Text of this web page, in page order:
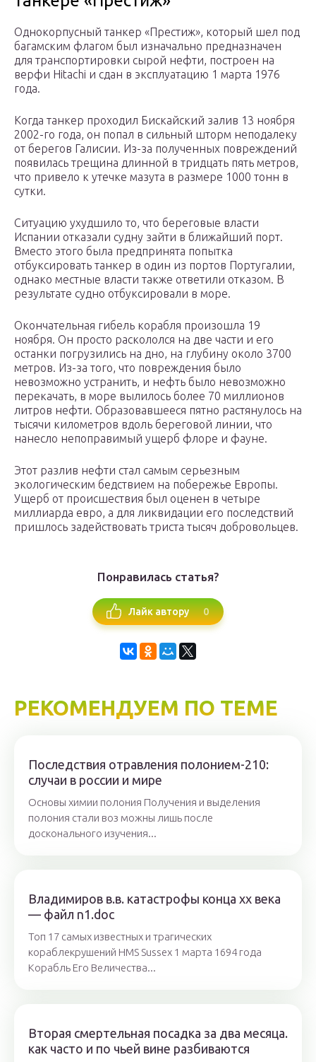
Однокорпусный танкер «Престиж», который шел под
багамским флагом был изначально предназначен
для транспортировки сырой нефти, построен на
верфи Hitachi и сдан в эксплуатацию 1 марта 1976
года.
Когда танкер проходил Бискайский залив 13 ноября
2002-го года, он попал в сильный шторм неподалеку
от берегов Галисии. Из-за полученных повреждений
появилась трещина длинной в тридцать пять метров,
что привело к утечке мазута в размере 1000 тонн в
сутки.
Ситуацию ухудшило то, что береговые власти
Испании отказали судну зайти в ближайший порт.
Вместо этого была предпринята попытка
отбуксировать танкер в один из портов Португалии,
однако местные власти также ответили отказом. В
результате судно отбуксировали в море.
Окончательная гибель корабля произошла 19
ноября. Он просто раскололся на две части и его
останки погрузились на дно, на глубину около 3700
метров. Из-за того, что повреждения было
невозможно устранить, и нефть было невозможно
перекачать, в море вылилось более 70 миллионов
литров нефти. Образовавшееся пятно растянулось на
тысячи километров вдоль береговой линии, что
нанесло непоправимый ущерб флоре и фауне.
Этот разлив нефти стал самым серьезным
экологическим бедствием на побережье Европы.
Ущерб от происшествия был оценен в четыре
миллиарда евро, а для ликвидации его последствий
пришлось задействовать триста тысяч добровольцев.
Понравилась статья?
Лайк автору 0
РЕКОМЕНДУЕМ ПО ТЕМЕ
Последствия отравления полонием-210:
случаи в россии и мире
Основы химии полония Получения и выделения
полония стали воз можны лишь после
досконального изучения...
Владимиров в.в. катастрофы конца xx века
— файл n1.doc
Топ 17 самых известных и трагических
кораблекрушений HMS Sussex 1 марта 1694 года
Корабль Его Величества...
Вторая смертельная посадка за два месяца.
как часто и по чьей вине разбиваются